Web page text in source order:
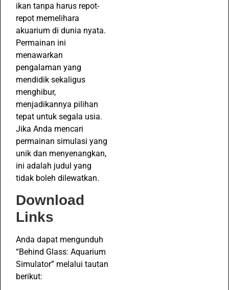
ikan tanpa harus repot-
repot memelihara
akuarium di dunia nyata.
Permainan ini
menawarkan
pengalaman yang
mendidik sekaligus
menghibur,
menjadikannya pilihan
tepat untuk segala usia.
Jika Anda mencari
permainan simulasi yang
unik dan menyenangkan,
ini adalah judul yang
tidak boleh dilewatkan.
Download
Links
Anda dapat mengunduh
“Behind Glass: Aquarium
Simulator” melalui tautan
berikut: